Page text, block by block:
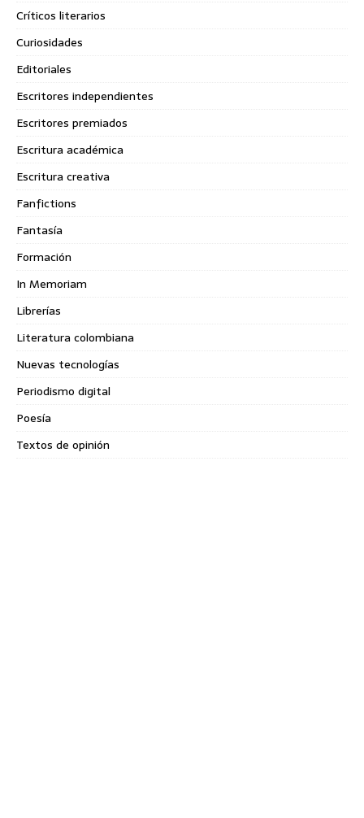
Críticos literarios
Curiosidades
Editoriales
Escritores independientes
Escritores premiados
Escritura académica
Escritura creativa
Fanfictions
Fantasía
Formación
In Memoriam
Librerías
Literatura colombiana
Nuevas tecnologías
Periodismo digital
Poesía
Textos de opinión